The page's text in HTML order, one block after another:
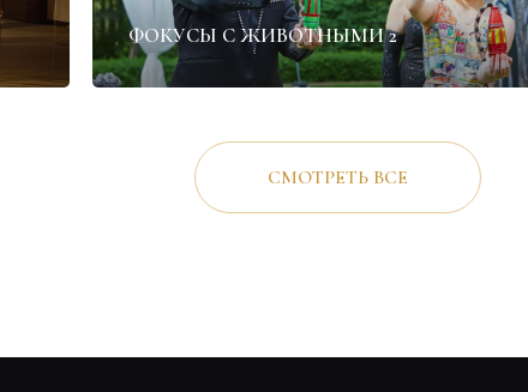
ФОКУСЫ С ЖИВОТНЫМИ 2
СМОТРЕТЬ ВСЕ